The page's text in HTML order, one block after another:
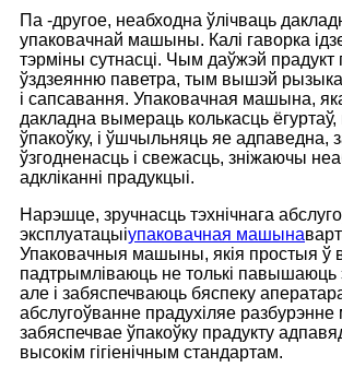
Па -другое, неабходна ўлічваць
упаковачнай машыны. Калі гаворка
тэрміны сутнасці. Чым даўжэй прадукт
ўздзеянню паветра, тым вышэй
і сапсавання. Упаковачная машына,
дакладна вымераць колькасць
ўпакоўку, і ўшчыльняць яе адпаведна,
ўзгодненасць і свежасць, зніжаючы
адкліканні прадукцыі.
Нарэшце, зручнасць тэхнічнага
эксплуатацыіупаковачная машына
Упаковачныя машыны, якія простыя ў
падтрымліваюць не толькі павышаюць
але і забяспечваюць бяспеку
абслугоўванне прадухіляе
забяспечвае ўпакоўку прадукту
высокім гігіенічным стандартам.